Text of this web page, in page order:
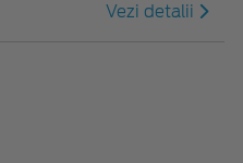
Vezi detalii